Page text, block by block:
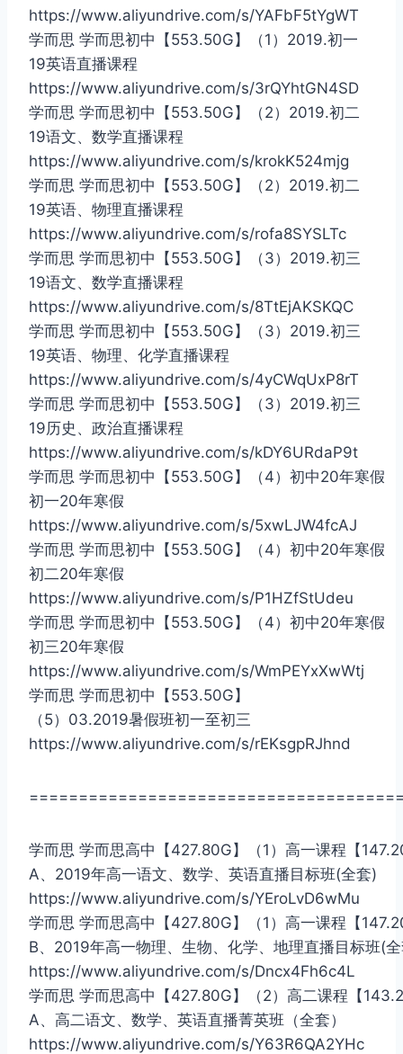
https://www.aliyundrive.com/s/YAFbF5tYgWT
学而思 学而思初中【553.50G】（1）2019.初一
19英语直播课程
https://www.aliyundrive.com/s/3rQYhtGN4SD
学而思 学而思初中【553.50G】（2）2019.初二
19语文、数学直播课程
https://www.aliyundrive.com/s/krokK524mjg
学而思 学而思初中【553.50G】（2）2019.初二
19英语、物理直播课程
https://www.aliyundrive.com/s/rofa8SYSLTc
学而思 学而思初中【553.50G】（3）2019.初三
19语文、数学直播课程
https://www.aliyundrive.com/s/8TtEjAKSKQC
学而思 学而思初中【553.50G】（3）2019.初三
19英语、物理、化学直播课程
https://www.aliyundrive.com/s/4yCWqUxP8rT
学而思 学而思初中【553.50G】（3）2019.初三
19历史、政治直播课程
https://www.aliyundrive.com/s/kDY6URdaP9t
学而思 学而思初中【553.50G】（4）初中20年寒假
初一20年寒假
https://www.aliyundrive.com/s/5xwLJW4fcAJ
学而思 学而思初中【553.50G】（4）初中20年寒假
初二20年寒假
https://www.aliyundrive.com/s/P1HZfStUdeu
学而思 学而思初中【553.50G】（4）初中20年寒假
初三20年寒假
https://www.aliyundrive.com/s/WmPEYxXwWtj
学而思 学而思初中【553.50G】
（5）03.2019暑假班初一至初三
https://www.aliyundrive.com/s/rEKsgpRJhnd
学而思 学而思高中【427.80G】（1）高一课程【
A、2019年高一语文、数学、英语直播目标班(全套)
https://www.aliyundrive.com/s/YEroLvD6wMu
学而思 学而思高中【427.80G】（1）高一课程【
B、2019年高一物理、生物、化学、地理直播目标班(
https://www.aliyundrive.com/s/Dncx4Fh6c4L
学而思 学而思高中【427.80G】（2）高二课程【
A、高二语文、数学、英语直播菁英班（全套）
https://www.aliyundrive.com/s/Y63R6QA2YHc